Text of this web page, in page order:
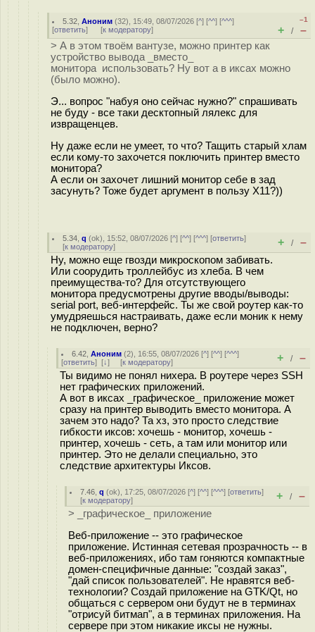
5.32 ,Аноним (32), 15:49, 08/07/2026 [^] [^^] [^^^]
[ответить] [к модератору]
–1
+ / –
> А в этом твоём вантузе, можно принтер как
устройство вывода _вместо_
монитора использовать? Ну вот а в иксах можно
(было можно).
Э... вопрос "набуя оно сейчас нужно?" спрашивать
не буду - все таки десктопный лялекс для
извращенцев.
Ну даже если не умеет, то что? Тащить старый хлам
если кому-то захочется поключить принтер вместо
монитора?
А если он захочет лишний монитор себе в зад
засунуть? Тоже будет аргумент в пользу Х11?))
5.34 ,q (ok), 15:52, 08/07/2026 [^] [^^] [^^^] [ответить]
[к модератору] + / –
Ну, можно еще гвозди микроскопом забивать.
Или соорудить троллейбус из хлеба. В чем
преимущества-то? Для отсутствующего
монитора предусмотрены другие вводы/выводы:
serial port, веб-интерфейс. Ты же свой роутер как-то
умудряешься настраивать, даже если моник к нему
не подключен, верно?
6.42 ,Аноним (2), 16:55, 08/07/2026 [^] [^^] [^^^]
[ответить] [↓] [к модератору] + / –
Ты видимо не понял нихера. В роутере через SSH
нет графических приложений.
А вот в иксах _графическое_ приложение может
сразу на принтер выводить вместо монитора. А
зачем это надо? Та хз, это просто следствие
гибкости иксов: хочешь - монитор, хочешь -
принтер, хочешь - сеть, а там или монитор или
принтер. Это не делали специально, это
следствие архитектуры Иксов.
7.46 ,q (ok), 17:25, 08/07/2026 [^] [^^] [^^^] [ответить]
[к модератору] + / –
> _графическое_ приложение
Веб-приложение -- это графическое
приложение. Истинная сетевая прозрачность -- в
веб-приложениях, ибо там гоняются компактные
домен-специфичные данные: "создай заказ",
"дай список пользователей". Не нравятся веб-
технологии? Создай приложение на GTK/Qt, но
общаться с сервером они будут не в терминах
"отрисуй битмап", а в терминах приложения. На
сервере при этом никакие иксы не нужны.